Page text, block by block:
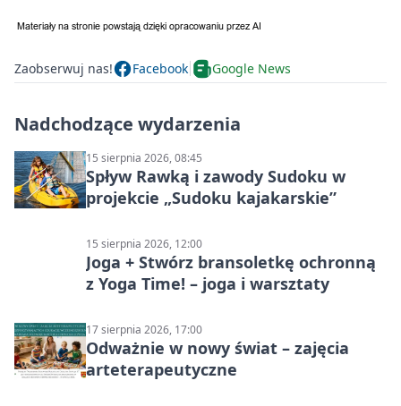
Zaobserwuj nas! Facebook Google News
Nadchodzące wydarzenia
15 sierpnia 2026, 08:45
Spływ Rawką i zawody Sudoku w
projekcie „Sudoku kajakarskie”
15 sierpnia 2026, 12:00
Joga + Stwórz bransoletkę ochronną
z Yoga Time! – joga i warsztaty
17 sierpnia 2026, 17:00
Odważnie w nowy świat – zajęcia
arteterapeutyczne